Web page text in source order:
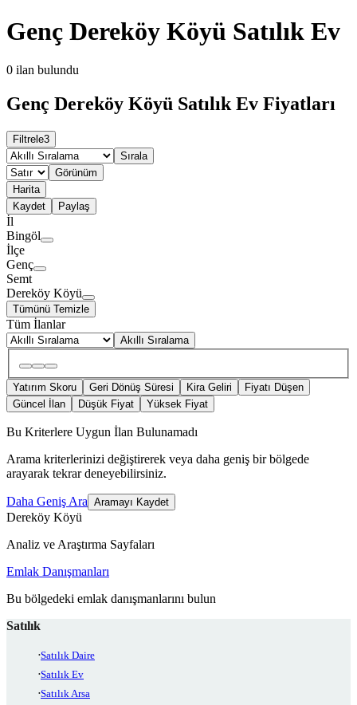
Genç Dereköy Köyü Satılık Ev
0 ilan bulundu
Genç Dereköy Köyü Satılık Ev Fiyatları
Filtrele3
Sırala
Görünüm
Harita
Kaydet
Paylaş
İl
Bingöl
İlçe
Genç
Semt
Dereköy Köyü
Tümünü Temizle
Tüm İlanlar
Akıllı Sıralama
Yatırım Skoru Geri Dönüş Süresi Kira Geliri
Fiyatı Düşen
Güncel İlan
Düşük Fiyat Yüksek Fiyat
Bu Kriterlere Uygun İlan Bulunamadı
Arama kriterlerinizi değiştirerek veya daha geniş bir bölgede
arayarak tekrar deneyebilirsiniz.
Daha Geniş Ara Aramayı Kaydet
Dereköy Köyü
Analiz ve Araştırma Sayfaları
Emlak Danışmanları
Bu bölgedeki emlak danışmanlarını bulun
Satılık
Satılık Daire
Satılık Ev
Satılık Arsa